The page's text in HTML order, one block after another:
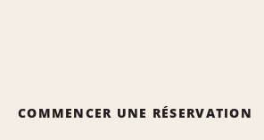
COMMENCER UNE RÉSERVATION